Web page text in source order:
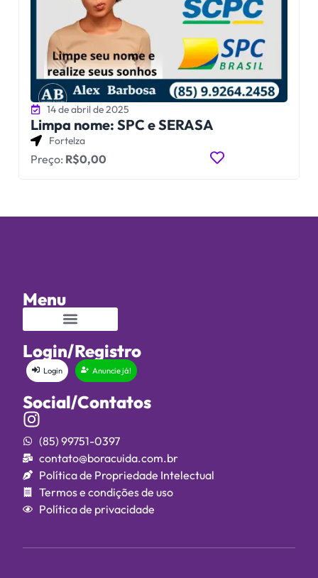
14 de abril de 2025
Limpa nome: SPC e SERASA
Fortelza
Preço: R$0,00
Menu
Login/Registro
Login Anuncie já!
Social/Contatos
(85) 99751-0397
contato@boracuida.com.br
Política de Propriedade Intelectual
Termos e condições de uso
Política de privacidade